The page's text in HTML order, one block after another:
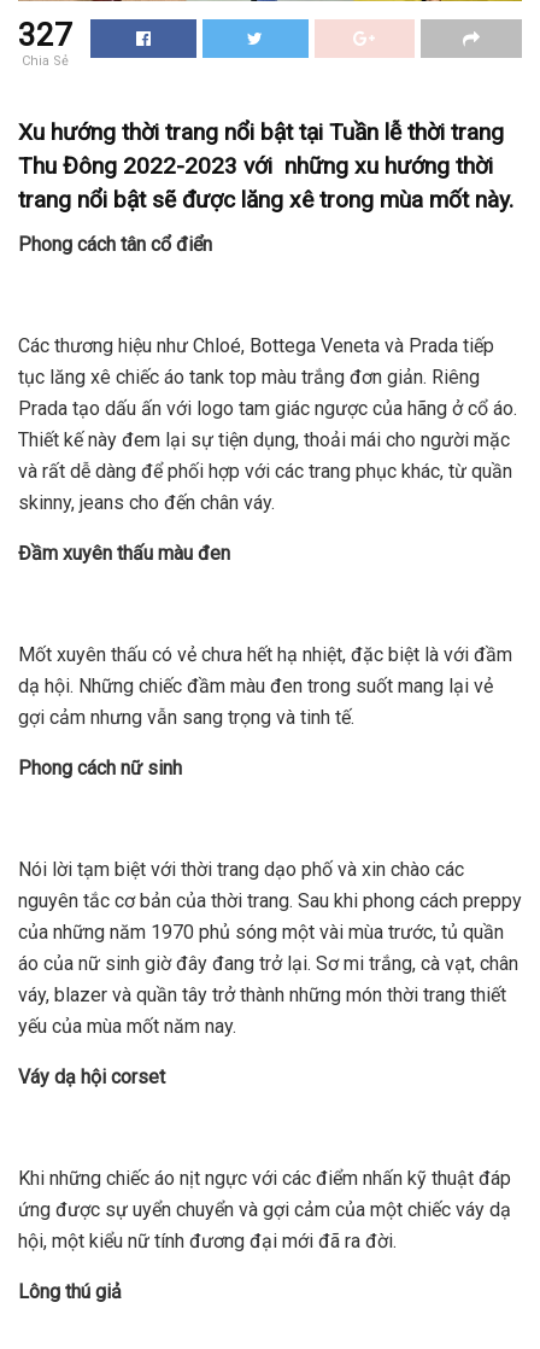
327
Chia Sẻ
Xu hướng thời trang nổi bật tại Tuần lễ thời trang
Thu Đông 2022-2023 với những xu hướng thời
trang nổi bật sẽ được lăng xê trong mùa mốt này.
Phong cách tân cổ điển
Các thương hiệu như Chloé, Bottega Veneta và Prada tiếp
tục lăng xê chiếc áo tank top màu trắng đơn giản. Riêng
Prada tạo dấu ấn với logo tam giác ngược của hãng ở cổ áo.
Thiết kế này đem lại sự tiện dụng, thoải mái cho người mặc
và rất dễ dàng để phối hợp với các trang phục khác, từ quần
skinny, jeans cho đến chân váy.
Đầm xuyên thấu màu đen
Mốt xuyên thấu có vẻ chưa hết hạ nhiệt, đặc biệt là với đầm
dạ hội. Những chiếc đầm màu đen trong suốt mang lại vẻ
gợi cảm nhưng vẫn sang trọng và tinh tế.
Phong cách nữ sinh
Nói lời tạm biệt với thời trang dạo phố và xin chào các
nguyên tắc cơ bản của thời trang. Sau khi phong cách preppy
của những năm 1970 phủ sóng một vài mùa trước, tủ quần
áo của nữ sinh giờ đây đang trở lại. Sơ mi trắng, cà vạt, chân
váy, blazer và quần tây trở thành những món thời trang thiết
yếu của mùa mốt năm nay.
Váy dạ hội corset
Khi những chiếc áo nịt ngực với các điểm nhấn kỹ thuật đáp
ứng được sự uyển chuyển và gợi cảm của một chiếc váy dạ
hội, một kiểu nữ tính đương đại mới đã ra đời.
Lông thú giả